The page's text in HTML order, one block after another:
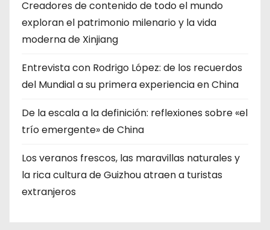
Creadores de contenido de todo el mundo
exploran el patrimonio milenario y la vida
moderna de Xinjiang
Entrevista con Rodrigo López: de los recuerdos
del Mundial a su primera experiencia en China
De la escala a la definición: reflexiones sobre «el
trío emergente» de China
Los veranos frescos, las maravillas naturales y
la rica cultura de Guizhou atraen a turistas
extranjeros